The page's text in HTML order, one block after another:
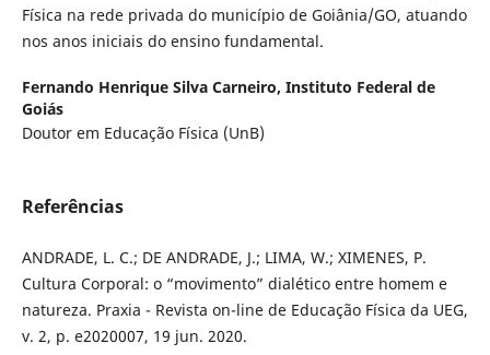
Física na rede privada do município de Goiânia/GO, atuando
nos anos iniciais do ensino fundamental.
Fernando Henrique Silva Carneiro, Instituto Federal de
Goiás
Doutor em Educação Física (UnB)
Referências
ANDRADE, L. C.; DE ANDRADE, J.; LIMA, W.; XIMENES, P.
Cultura Corporal: o “movimento” dialético entre homem e
natureza. Praxia - Revista on-line de Educação Física da UEG,
v. 2, p. e2020007, 19 jun. 2020.